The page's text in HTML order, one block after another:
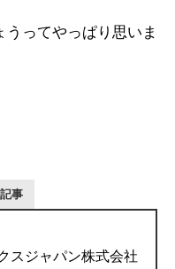
ってやっぱり思いま
事
スジャパン株式会社